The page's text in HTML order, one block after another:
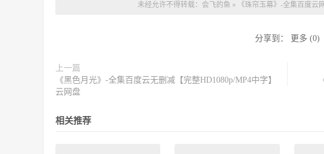
未经允许不得转载： 会飞的鱼 » 《珠帘玉幕》-全集百度云
分享到： 更多 (0)
上一篇
《黑色月光》-全集百度云无删减【完整HD1080p/MP4中字】
云网盘
相关推荐